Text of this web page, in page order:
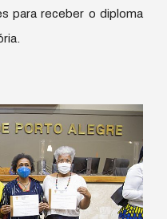
para receber o diploma